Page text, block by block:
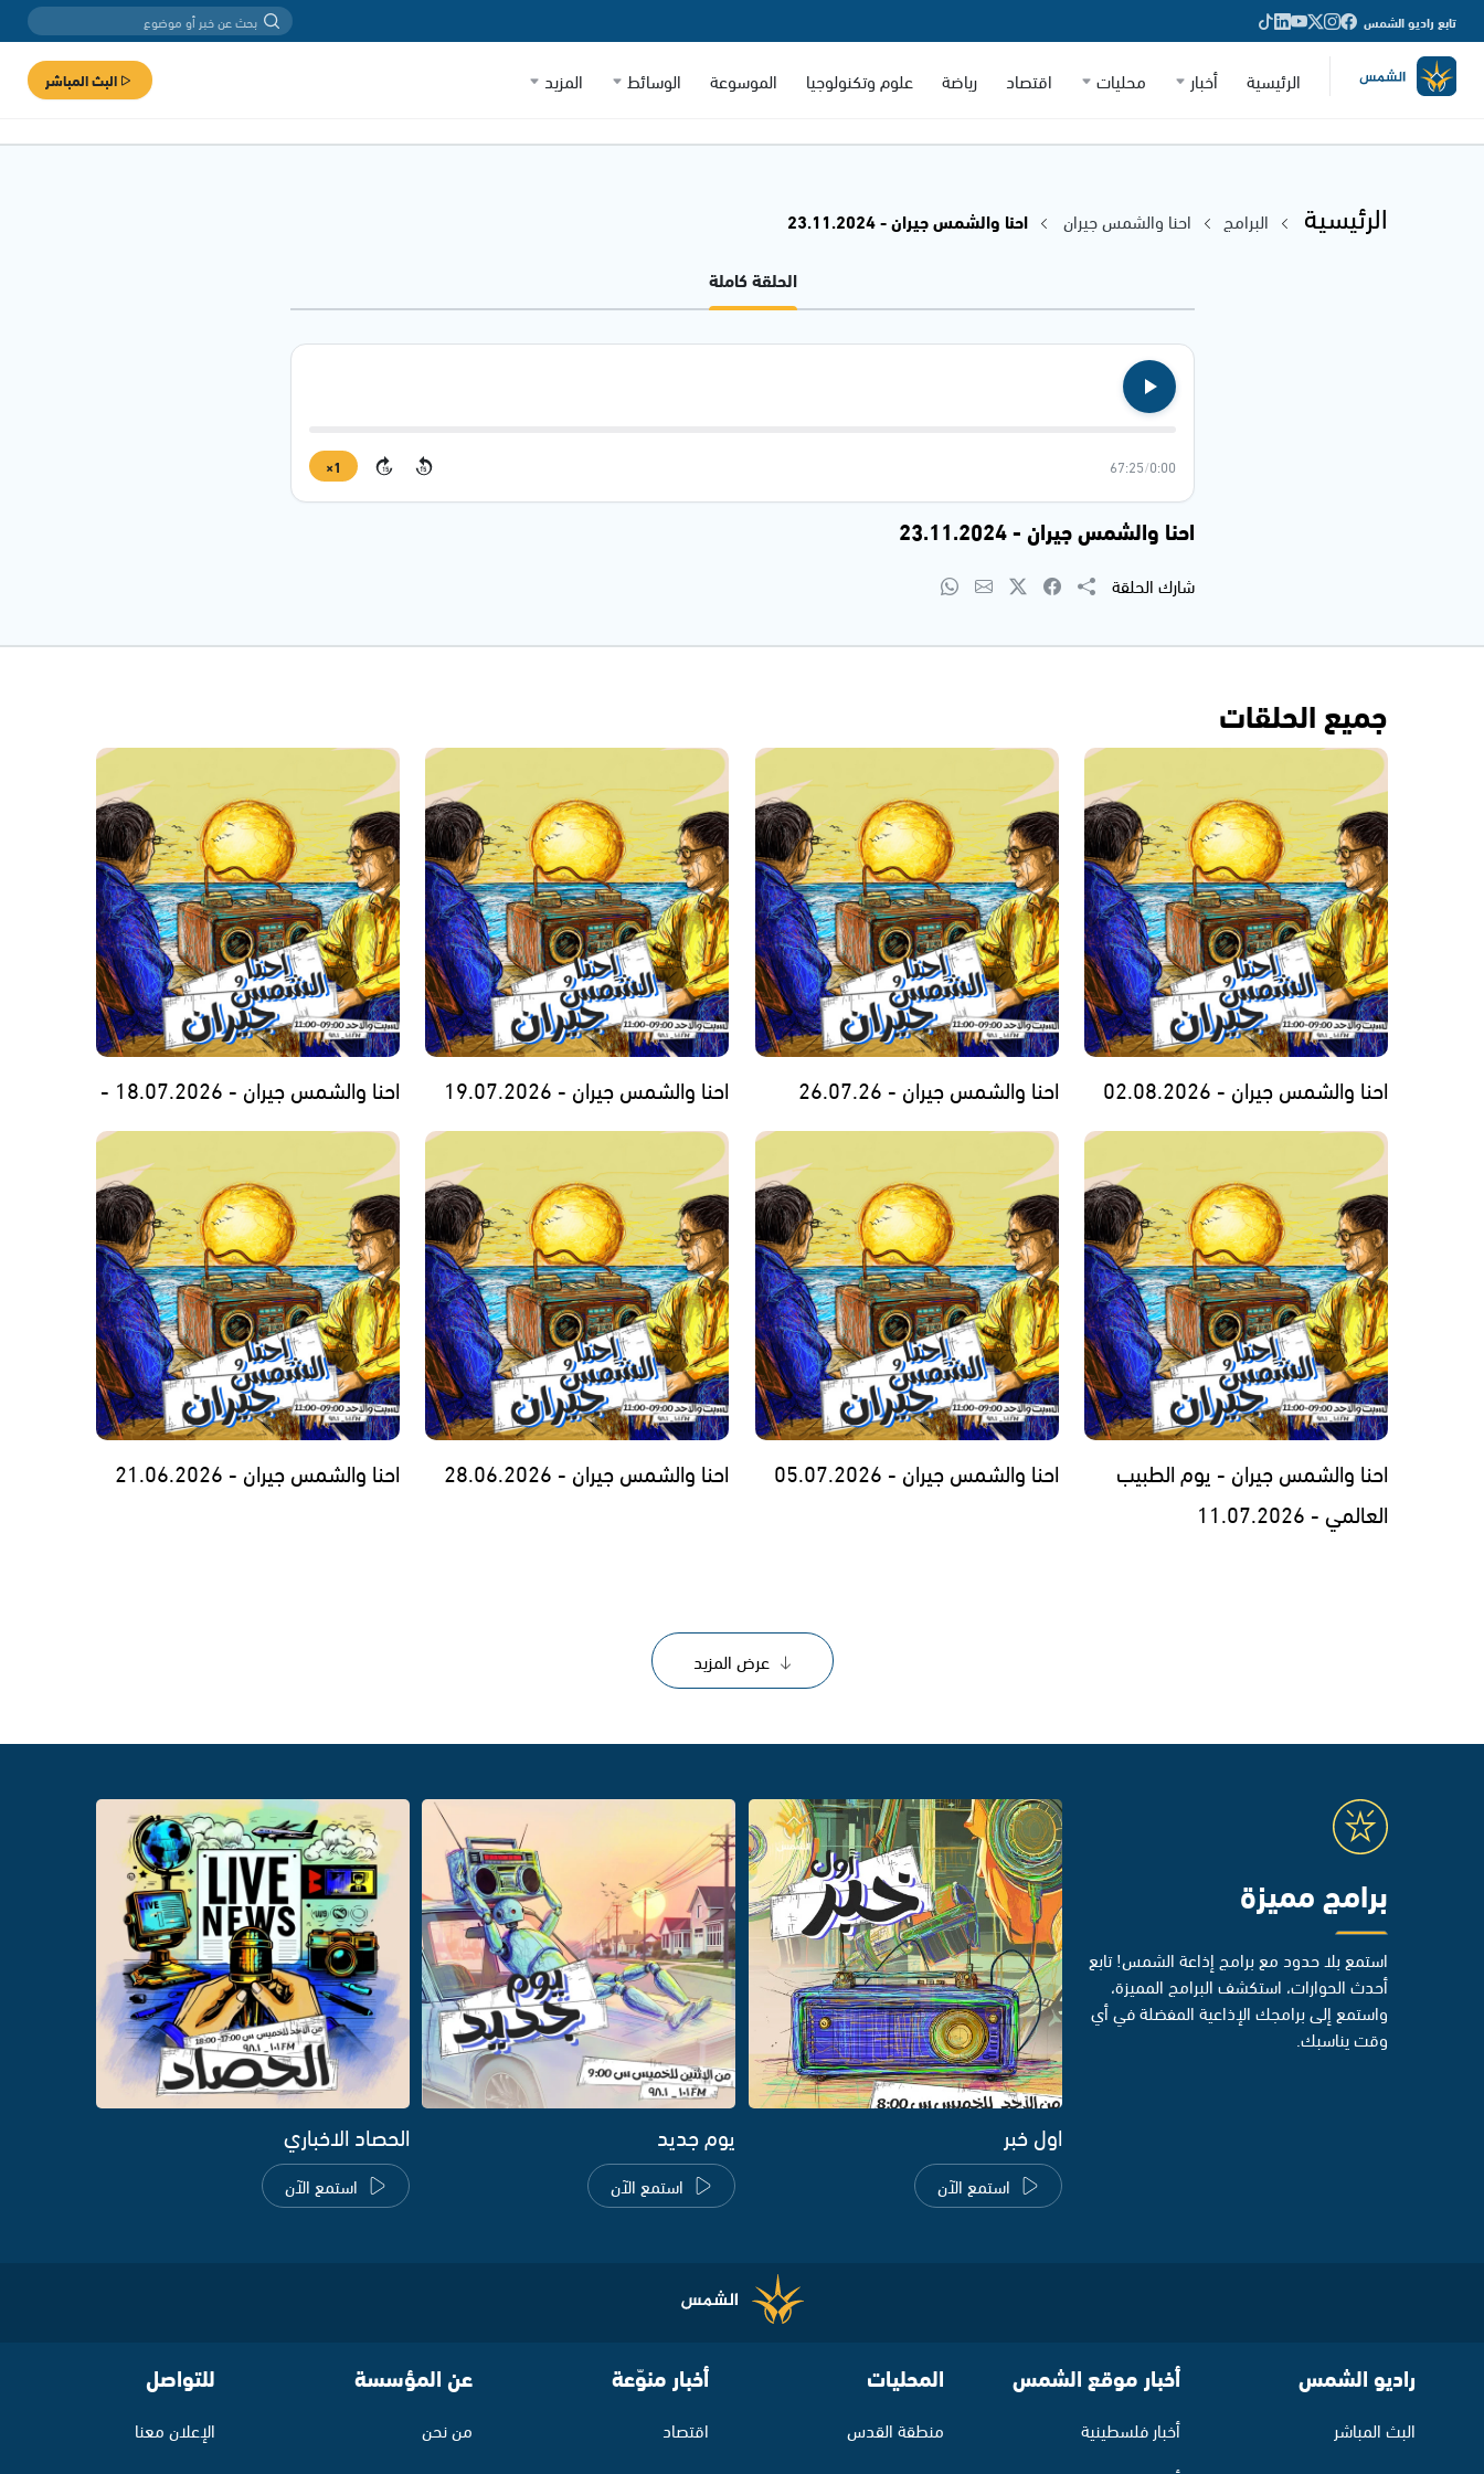
تابع راديو الشمس
الرئيسية أخبار محليات اقتصاد رياضة علوم وتكنولوجيا الموسوعة الوسائط المزيد البث المباشر
الرئيسية البرامج احنا والشمس جيران
احنا والشمس جيران - 23.11.2024
الحلقة كاملة
0:00
/
67:25
15
15
1×
احنا والشمس جيران - 23.11.2024
شارك الحلقة
جميع الحلقات
احنا والشمس جيران - 02.08.2026 احنا والشمس جيران - 26.07.26 احنا والشمس جيران - 19.07.2026 احنا والشمس جيران - 18.07.2026 -
احنا والشمس جيران - يوم الطبيب
العالمي - 11.07.2026
احنا والشمس جيران - 05.07.2026 احنا والشمس جيران - 28.06.2026 احنا والشمس جيران - 21.06.2026
عرض المزيد
برامج مميزة
استمع بلا حدود مع برامج إذاعة الشمس! تابع
أحدث الحوارات، استكشف البرامج المميزة،
واستمع إلى برامجك الإذاعية المفضلة في أي
وقت يناسبك.
اول خبر
استمع الآن
يوم جديد
استمع الآن
الحصاد الاخباري
استمع الآن
راديو الشمس
البث المباشر
أخبار موقع الشمس
أخبار فلسطينية
المحليات
منطقة القدس
أخبار منوّعة
اقتصاد
عن المؤسسة
من نحن
للتواصل
الإعلان معنا